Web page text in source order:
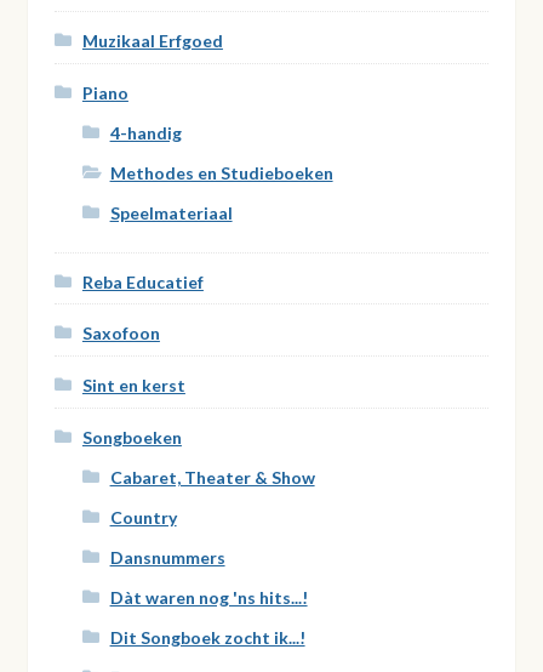
Muzikaal Erfgoed
Piano
4-handig
Methodes en Studieboeken
Speelmateriaal
Reba Educatief
Saxofoon
Sint en kerst
Songboeken
Cabaret, Theater & Show
Country
Dansnummers
Dàt waren nog 'ns hits...!
Dit Songboek zocht ik...!